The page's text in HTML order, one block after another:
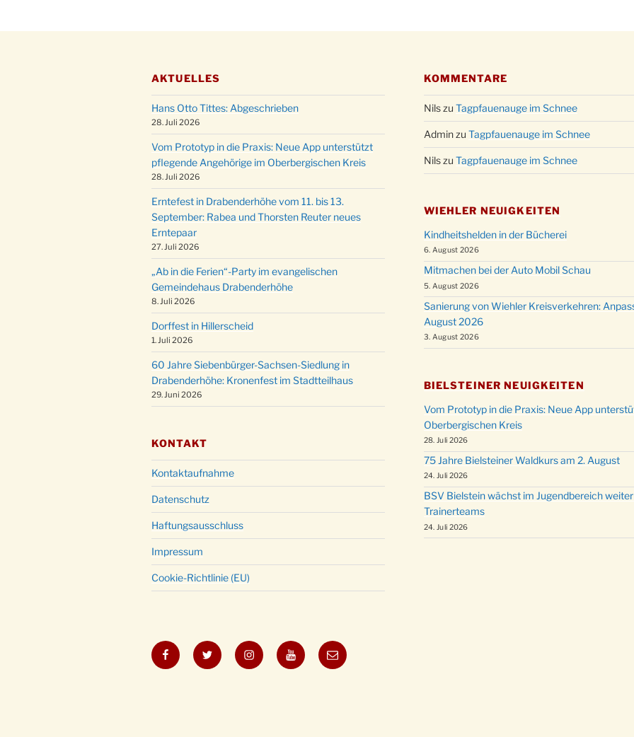
AKTUELLES
Hans Otto Tittes: Abgeschrieben
28. Juli 2026
Vom Prototyp in die Praxis: Neue App unterstützt
pflegende Angehörige im Oberbergischen Kreis
28. Juli 2026
Erntefest in Drabenderhöhe vom 11. bis 13.
September: Rabea und Thorsten Reuter neues
Erntepaar
27. Juli 2026
„Ab in die Ferien“-Party im evangelischen
Gemeindehaus Drabenderhöhe
8. Juli 2026
Dorffest in Hillerscheid
1. Juli 2026
60 Jahre Siebenbürger-Sachsen-Siedlung in
Drabenderhöhe: Kronenfest im Stadtteilhaus
29. Juni 2026
KONTAKT
Kontaktaufnahme
Datenschutz
Haftungsausschluss
Impressum
Cookie-Richtlinie (EU)
KOMMENTARE
Nilszu Tagpfauenauge im Schnee
Adminzu Tagpfauenauge im Schnee
Nilszu Tagpfauenauge im Schnee
WIEHLER NEUIGKEITEN
Kindheitshelden in der Bücherei
6. August 2026
Mitmachen bei der Auto Mobil Schau
5. August 2026
Sanierung von Wiehler Kreisverkehren:
August 2026
3. August 2026
BIELSTEINER NEUIGKEITEN
Vom Prototyp in die Praxis: Neue App
Oberbergischen Kreis
28. Juli 2026
75 Jahre Bielsteiner Waldkurs am 2. August
24. Juli 2026
BSV Bielstein wächst im Jugendbereich
Trainerteams
24. Juli 2026
FacebookTwitter InstagramYouTubeE-
Mail